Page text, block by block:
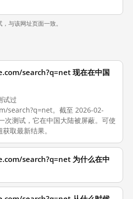
与该网址页面一致。
search?q=net 现在在中国
试过
search?q=net。截至 2026-02-
次测试，它在中国大陆被屏蔽。可使
取最新结果。
search?q=net 为什么在中